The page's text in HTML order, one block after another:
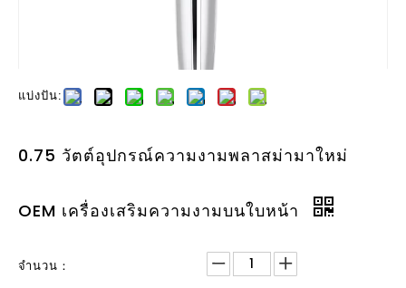
แบ่งปัน:
0.75 วัตต์อุปกรณ์ความงามพลาสม่ามาใหม่
OEM เครื่องเสริมความงามบนใบหน้า
จำนวน：